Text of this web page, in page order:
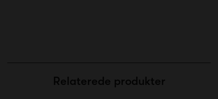
Relaterede produkter